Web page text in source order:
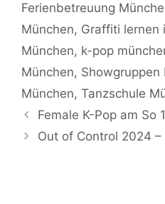
Ferienbetreuung
München, Graffiti lernen
München, k-pop
München, Showgruppen
München, Tanzschule
Female K-Pop am So
Out of Control 2024